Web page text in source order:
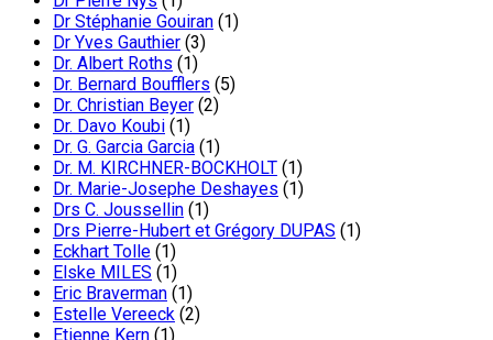
Dr Stéphanie Gouiran (1)
Dr Yves Gauthier (3)
Dr. Albert Roths (1)
Dr. Bernard Boufflers (5)
Dr. Christian Beyer (2)
Dr. Davo Koubi (1)
Dr. G. Garcia Garcia (1)
Dr. M. KIRCHNER-BOCKHOLT (1)
Dr. Marie-Josephe Deshayes (1)
Drs C. Joussellin (1)
Drs Pierre-Hubert et Grégory DUPAS (1)
Eckhart Tolle (1)
Elske MILES (1)
Eric Braverman (1)
Estelle Vereeck (2)
Etienne Kern (1)